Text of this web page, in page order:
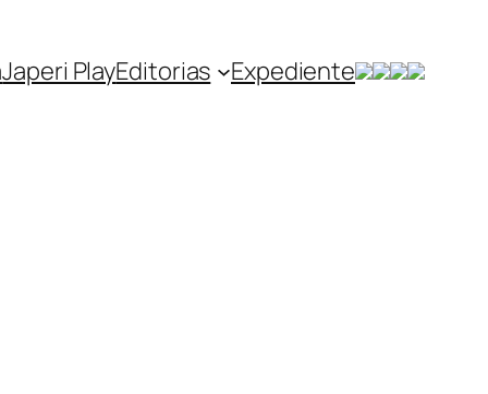
Japeri PlayEditorias Expediente